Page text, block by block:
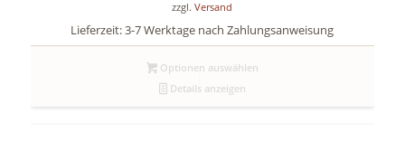
zzgl.Versand
Lieferzeit: 3-7 Werktage nach Zahlungsanweisung
Optionen auswählen
Details anzeigen